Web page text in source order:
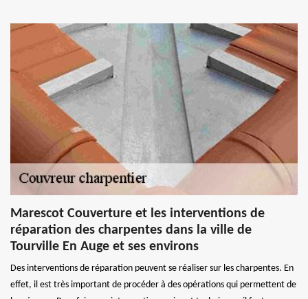
Marescot Couverture et les interventions de
réparation des charpentes dans la ville de
Tourville En Auge et ses environs
Des interventions de réparation peuvent se réaliser sur les charpentes. En
effet, il est très important de procéder à des opérations qui permettent de